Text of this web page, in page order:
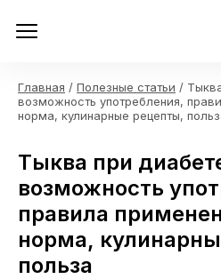
Главная / Полезные статьи /
возможность употребления,
норма, кулинарные рецепты,
Тыква при
возможность
правила
норма,
польза